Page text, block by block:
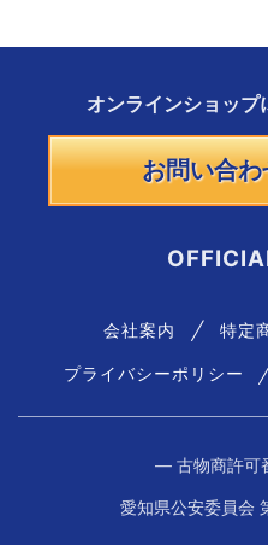
オンラインショップ
お問い合
会社案内 特定
プライバシーポリシー
― 古物商許可
愛知県公安委員会